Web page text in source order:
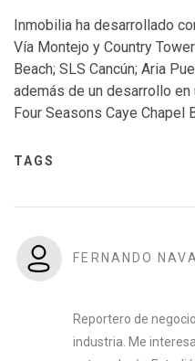
Inmobilia ha desarrollado
Vía Montejo y Country
Beach; SLS Cancún; Aria
además de un desarrollo
Four Seasons Caye Chapel
TAGS
FERNANDO
Reportero de
industria. Me